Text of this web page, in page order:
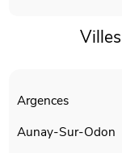
Argences
Aunay-Sur-Odon